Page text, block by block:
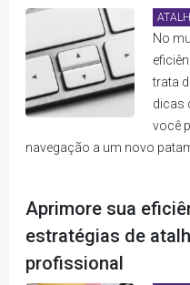
No
trata
dicas
você
navegação a um novo
Aprimore sua
estratégias de
profissional